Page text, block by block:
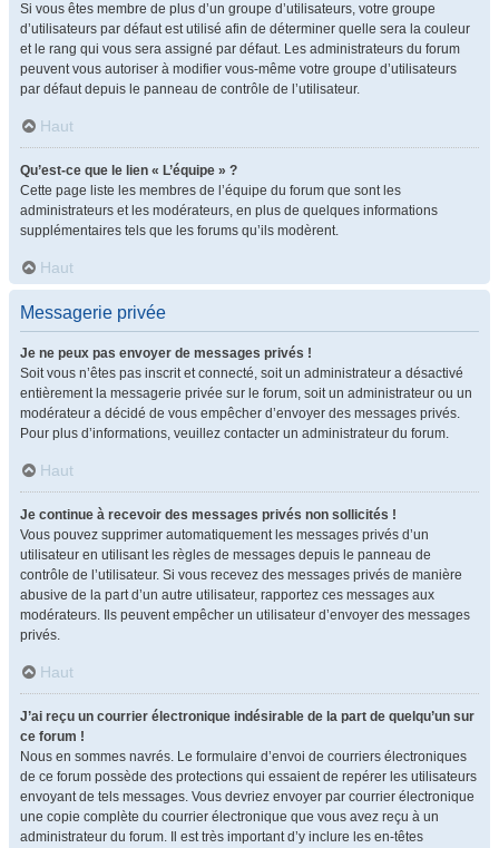
Si vous êtes membre de plus d’un groupe d’utilisateurs, votre groupe
d’utilisateurs par défaut est utilisé afin de déterminer quelle sera la couleur
et le rang qui vous sera assigné par défaut. Les administrateurs du forum
peuvent vous autoriser à modifier vous-même votre groupe d’utilisateurs
par défaut depuis le panneau de contrôle de l’utilisateur.
Haut
Qu’est-ce que le lien « L’équipe » ?
Cette page liste les membres de l’équipe du forum que sont les
administrateurs et les modérateurs, en plus de quelques informations
supplémentaires tels que les forums qu’ils modèrent.
Haut
Messagerie privée
Je ne peux pas envoyer de messages privés !
Soit vous n’êtes pas inscrit et connecté, soit un administrateur a désactivé
entièrement la messagerie privée sur le forum, soit un administrateur ou un
modérateur a décidé de vous empêcher d’envoyer des messages privés.
Pour plus d’informations, veuillez contacter un administrateur du forum.
Haut
Je continue à recevoir des messages privés non sollicités !
Vous pouvez supprimer automatiquement les messages privés d’un
utilisateur en utilisant les règles de messages depuis le panneau de
contrôle de l’utilisateur. Si vous recevez des messages privés de manière
abusive de la part d’un autre utilisateur, rapportez ces messages aux
modérateurs. Ils peuvent empêcher un utilisateur d’envoyer des messages
privés.
Haut
J’ai reçu un courrier électronique indésirable de la part de quelqu’un sur
ce forum !
Nous en sommes navrés. Le formulaire d’envoi de courriers électroniques
de ce forum possède des protections qui essaient de repérer les utilisateurs
envoyant de tels messages. Vous devriez envoyer par courrier électronique
une copie complète du courrier électronique que vous avez reçu à un
administrateur du forum. Il est très important d’y inclure les en-têtes